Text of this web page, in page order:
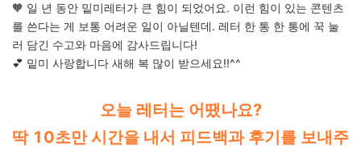
🧡 일 년 동안 밑미레터가 큰 힘이 되었어요. 이런 힘이 있는 콘텐츠
를 쓴다는 게 보통 어려운 일이 아닐텐데. 레터 한 통 한 통에 꾹 눌
러 담긴 수고와 마음에 감사드립니다!
💕 밑미 사랑합니다 새해 복 많이 받으세요!!^^
오늘 레터는 어땠나요?
딱 10초만 시간을 내서 피드백과 후기를 보내주